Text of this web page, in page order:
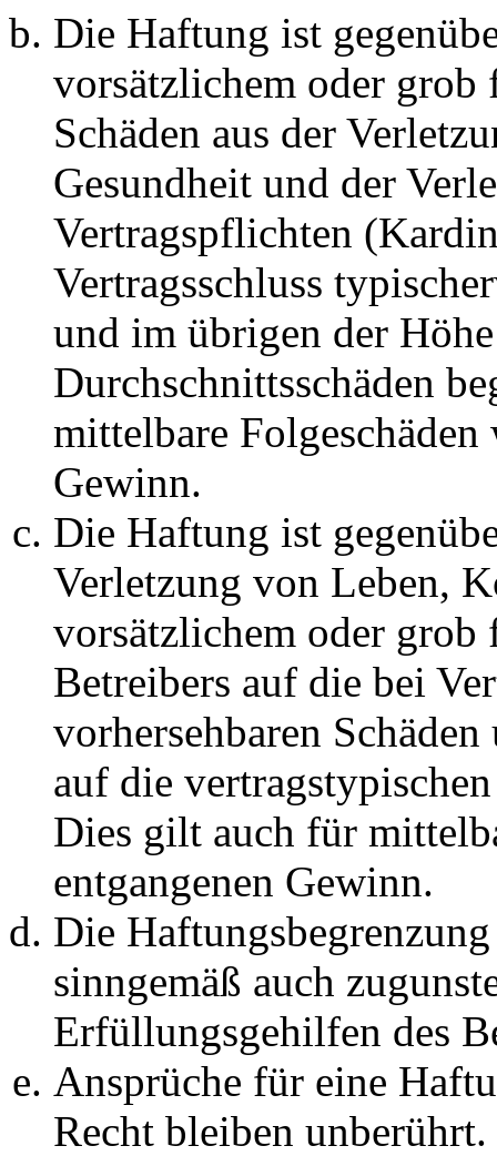
Die Haftung ist
vorsätzlichem oder grob
Schäden aus der
Gesundheit und der
Vertragspflichten
Vertragsschluss
und im übrigen der
Durchschnittsschäden
mittelbare Folgeschäden
Gewinn.
Die Haftung ist
Verletzung von Leben,
vorsätzlichem oder grob
Betreibers auf die bei
vorhersehbaren
auf die
Dies gilt auch für
entgangenen Gewinn.
Die
sinngemäß auch
Erfüllungsgehilfen des
Ansprüche für eine
Recht bleiben unberührt.